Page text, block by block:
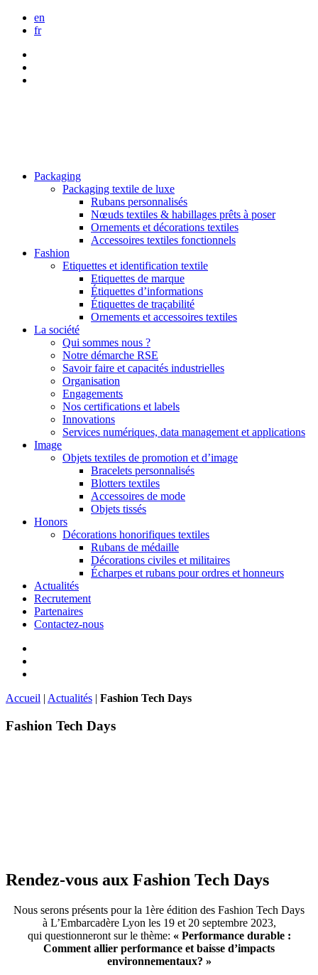
en
fr
Packaging
Packaging textile de luxe
Rubans personnalisés
Nœuds textiles & habillages prêts à poser
Ornements et décorations textiles
Accessoires textiles fonctionnels
Fashion
Etiquettes et identification textile
Etiquettes de marque
Étiquettes d’informations
Étiquettes de traçabilité
Ornements et accessoires textiles
La société
Qui sommes nous ?
Notre démarche RSE
Savoir faire et capacités industrielles
Organisation
Engagements
Nos certifications et labels
Innovations
Services numériques, data management et applications
Image
Objets textiles de promotion et d’image
Bracelets personnalisés
Blotters textiles
Accessoires de mode
Objets tissés
Honors
Décorations honorifiques textiles
Rubans de médaille
Décorations civiles et militaires
Écharpes et rubans pour ordres et honneurs
Actualités
Recrutement
Partenaires
Contactez-nous
Accueil | Actualités | Fashion Tech Days
Fashion Tech Days
Rendez-vous aux Fashion Tech Days
Nous serons présents pour la 1ère édition des Fashion Tech Days
à L’Embarcadère Lyon les 19 et 20 septembre 2023,
qui questionneront sur le thème: « Performance durable :
Comment allier performance et baisse d’impacts
environnementaux? »